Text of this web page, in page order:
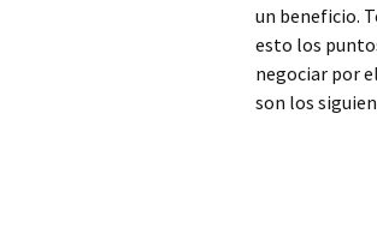
un beneficio.
esto los
negociar por
son los